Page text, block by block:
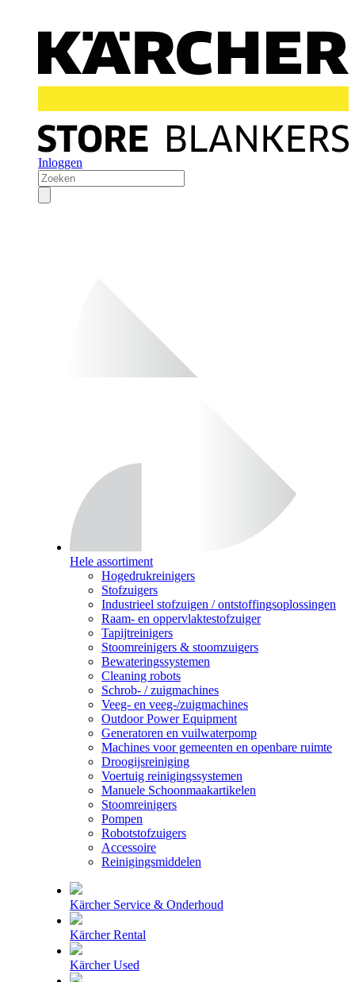
Inloggen
Hele assortiment
Hogedrukreinigers
Stofzuigers
Industrieel stofzuigen / ontstoffingsoplossingen
Raam- en oppervlaktestofzuiger
Tapijtreinigers
Stoomreinigers & stoomzuigers
Bewateringssystemen
Cleaning robots
Schrob- / zuigmachines
Veeg- en veeg-/zuigmachines
Outdoor Power Equipment
Generatoren en vuilwaterpomp
Machines voor gemeenten en openbare ruimte
Droogijsreiniging
Voertuig reinigingssystemen
Manuele Schoonmaakartikelen
Stoomreinigers
Pompen
Robotstofzuigers
Accessoire
Reinigingsmiddelen
Kärcher Service & Onderhoud
Kärcher Rental
Kärcher Used